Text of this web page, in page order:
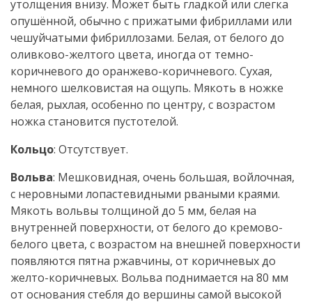
утолщения внизу. Может быть гладкой или слегка
опушённой, обычно с прижатыми фибриллами или
чешуйчатыми фибриллозами. Белая, от белого до
оливково-желтого цвета, иногда от темно-
коричневого до оранжево-коричневого. Сухая,
немного шелковистая на ощупь. Мякоть в ножке
белая, рыхлая, особенно по центру, с возрастом
ножка становится пустотелой.
Кольцо: Отсутствует.
Вольва: Мешковидная, очень большая, войлочная,
с неровными лопастевидными рваными краями.
Мякоть вольвы толщиной до 5 мм, белая на
внутренней поверхности, от белого до кремово-
белого цвета, с возрастом на внешней поверхности
появляются пятна ржавчины, от коричневых до
желто-коричневых. Вольва поднимается на 80 мм
от основания стебля до вершины самой высокой